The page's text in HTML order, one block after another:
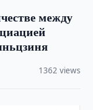
между
1362 views